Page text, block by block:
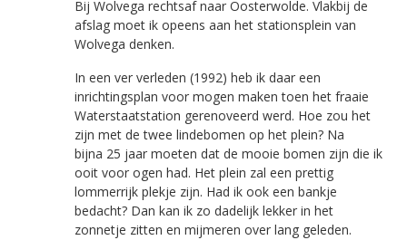
Bij Wolvega rechtsaf naar Oosterwolde. Vlakbij de
afslag moet ik opeens aan het stationsplein van
Wolvega denken.
In een ver verleden (1992) heb ik daar een
inrichtingsplan voor mogen maken toen het fraaie
Waterstaatstation gerenoveerd werd. Hoe zou het
zijn met de twee lindebomen op het plein? Na
bijna 25 jaar moeten dat de mooie bomen zijn die ik
ooit voor ogen had. Het plein zal een prettig
lommerrijk plekje zijn. Had ik ook een bankje
bedacht? Dan kan ik zo dadelijk lekker in het
zonnetje zitten en mijmeren over lang geleden.